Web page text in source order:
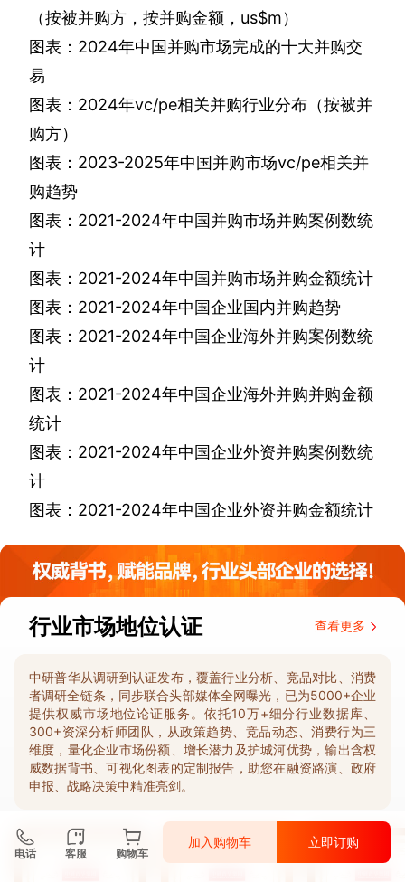
（按被并购方，按并购金额， us$m）
图表： 2024年中国并购市场完成的十大并购交
易
图表： 2024年vc/pe相关并购行业分布（按被并
购方）
图表： 2023-2025年中国并购市场vc/pe相关并
购趋势
图表： 2021-2024年中国并购市场并购案例数统
计
图表： 2021-2024年中国并购市场并购金额统计
图表： 2021-2024年中国企业国内并购趋势
图表： 2021-2024年中国企业海外并购案例数统
计
图表： 2021-2024年中国企业海外并购并购金额
统计
图表： 2021-2024年中国企业外资并购案例数统
计
图表： 2021-2024年中国企业外资并购金额统计
行业市场地位认证 查看更多
中研普华从调研到认证发布，覆盖行业分析、竞品对比、消费
者调研全链条，同步联合头部媒体全网曝光，已为5000+企业
提供权威市场地位论证服务。依托10万+细分行业数据库、
300+资深分析师团队，从政策趋势、竞品动态、消费行为三
维度，量化企业市场份额、增长潜力及护城河优势，输出含权
威数据背书、可视化图表的定制报告，助您在融资路演、政府
申报、战略决策中精准亮剑。
电话 客服 购物车
加入购物车 立即订购